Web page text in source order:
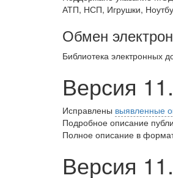
АТП, НСП, Игрушки,
Обмен
Библиотека электронных
Версия
Исправлены выявленные
Подробное описание
Полное описание в
Версия